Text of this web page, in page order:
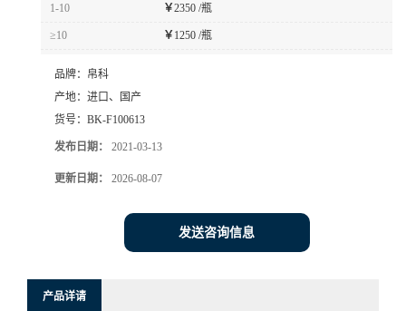
1-10 ￥2350 /瓶
≥10 ￥ 1250 /瓶
品牌： 帛科
产地： 进口、国产
货号： BK-F100613
发布日期： 2021-03-13
更新日期： 2026-08-07
发送咨询信息
产品详请